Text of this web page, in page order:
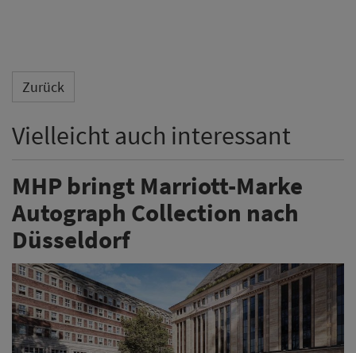
Zurück
Vielleicht auch interessant
MHP bringt Marriott-Marke
Autograph Collection nach
Düsseldorf